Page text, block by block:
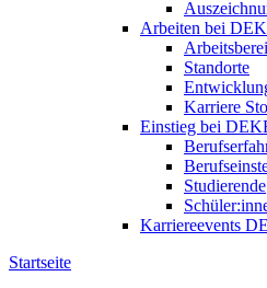
Arbeiten bei
Standorte
Karriere
Einstieg bei
Studierende
Karriereevents
Startseite